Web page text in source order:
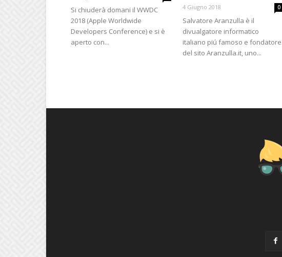
Si chiuderà domani il WWDC
2018 (Apple Worldwide
Developers Conference) e si è
aperto con...
4 Giugno 2018
0
Salvatore Aranzulla è il
divualgatore informatico
italiano piú famoso e fondatore
del sito Aranzulla.it, uno...